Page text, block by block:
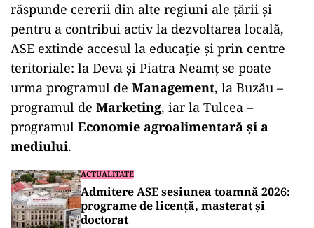
răspunde cererii din alte regiuni ale țării și
pentru a contribui activ la dezvoltarea locală,
ASE extinde accesul la educație și prin centre
teritoriale: la Deva și Piatra Neamț se poate
urma programul de Management, la Buzău –
programul de Marketing, iar la Tulcea –
programul Economie agroalimentară și a
mediului.
ACTUALITATE
Admitere ASE sesiunea toamnă 2026:
programe de licență, masterat și
doctorat